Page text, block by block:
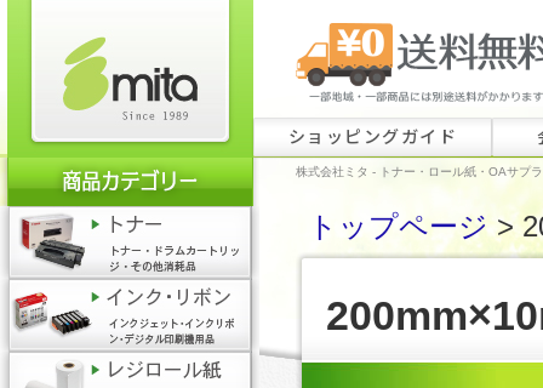
ショッピングガイド
株式会社ミタ - トナー・ロール紙・OAサプ
トップページ>